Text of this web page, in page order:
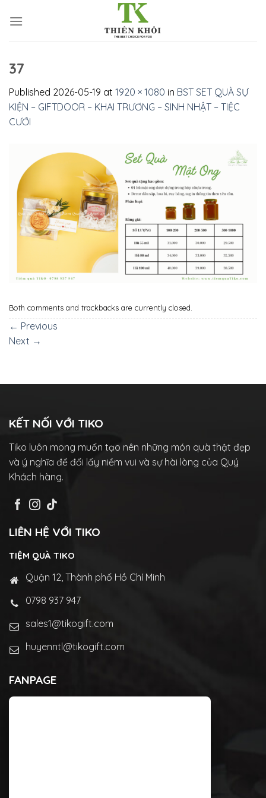
37
Published 2026-05-19 at 1920 × 1080 in BST SET QUÀ SỰ
KIỆN – GIFTDOOR – KHAI TRƯƠNG – SINH NHẬT – TIỆC
CƯỚI
Both comments and trackbacks are currently closed.
← Previous
Next →
KẾT NỐI VỚI TIKO
Tiko luôn mong muốn tạo nên những món quà thật đẹp
và ý nghĩa để đổi lấy niềm vui và sự hài lòng của Quý
Khách hàng.
LIÊN HỆ VỚI TIKO
TIỆM QUÀ TIKO
Quận 12, Thành phố Hồ Chí Minh
0798 937 947
sales1@tikogift.com
huyenntl@tikogift.com
FANPAGE